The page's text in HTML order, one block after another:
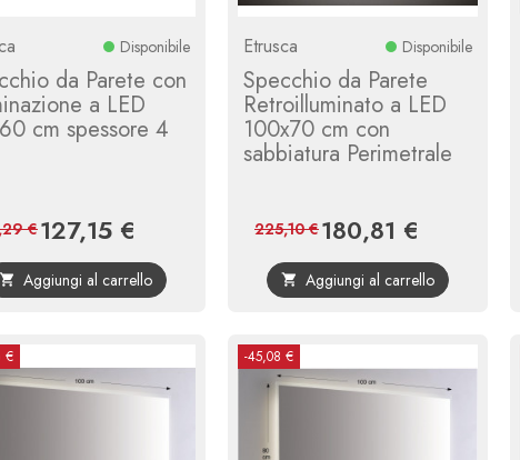
Disponibile
da Parete con
a LED
cm spessore 4
Prezzo
127,15 €
base
€
 Aggiungi al carrello
Etrusca Disponibile
Specchio da Parete
Retroilluminato a LED
100x70 cm con
sabbiatura Perimetrale
Prezzo
180,81 €
base
225,10 €
 Aggiungi al carrello
€ -45,08 €